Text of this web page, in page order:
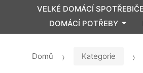
VELKÉ DOMÁCÍ SPOTŘEBIČE
DOMÁCÍ POTŘEBY
Domů Kategorie